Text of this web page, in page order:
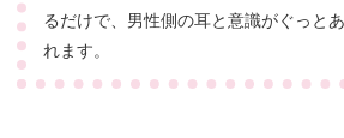
るだけで、男性側の耳と意識がぐっと
れます。